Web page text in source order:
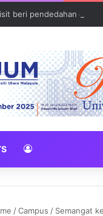
beri pendedahan dunia
/Campus / Semangat